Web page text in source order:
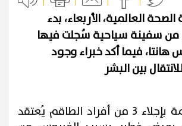
العالمية، الأربعاء، بدء
من سفينة سياحية سُجلت فيها
هانتا، فيما أكد خبراء وجود
بين البشر
وأفادت المنظمة بإجلاء 3 من أفراد الطاقم يُعتقد